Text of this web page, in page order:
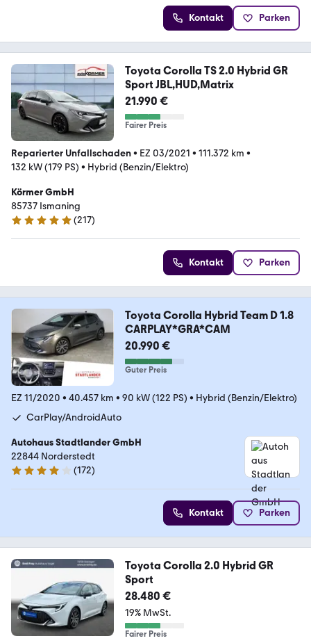
Kontakt Parken
Toyota Corolla TS 2.0 Hybrid GR
Sport JBL,HUD,Matrix
21.990 €
Fairer Preis
Reparierter Unfallschaden• EZ 03/2021 • 111.372 km •
132 kW (179 PS) • Hybrid (Benzin/Elektro)
Körmer GmbH
85737 Ismaning
5 Sterne
(217)
Kontakt Parken
Toyota Corolla Hybrid Team D 1.8
CARPLAY*GRA*CAM
20.990 €
Guter Preis
EZ 11/2020 • 40.457 km • 90 kW (122 PS) • Hybrid (Benzin/Elektro)
CarPlay/AndroidAuto
Autohaus Stadtlander GmbH
22844 Norderstedt
4.2 Sterne
(172)
Kontakt Parken
Toyota Corolla 2.0 Hybrid GR
Sport
28.480 €
19% MwSt.
Fairer Preis